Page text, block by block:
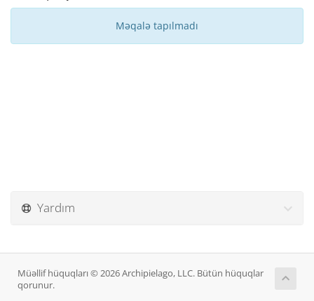
Məqalə tapılmadı
Yardım
Müəllif hüquqları © 2026 Archipielago, LLC. Bütün hüquqlar
qorunur.